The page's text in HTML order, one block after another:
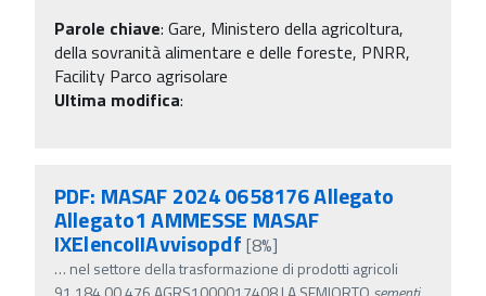
Parole chiave: Gare, Ministero della agricoltura,
della sovranità alimentare e delle foreste, PNRR,
Facility Parco agrisolare
Ultima modifica:
PDF: MASAF 2024 0658176 Allegato
Allegato1 AMMESSE MASAF
IXElencoIIAvvisopdf [8%]
… nel settore della trasformazione di prodotti agricoli